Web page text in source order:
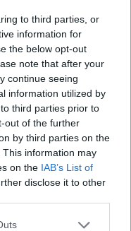
to third parties, or
information for
the below opt-out
note that after your
continue seeing
information utilized by
third parties prior to
out of the further
by third parties on the
This information may
on the IAB’s List of
disclose it to other
con los agentes
ofreciendo apoyo
de implantación.
Next